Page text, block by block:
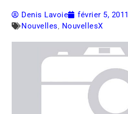
Denis Lavoie février 5, 2011
Nouvelles, NouvellesX